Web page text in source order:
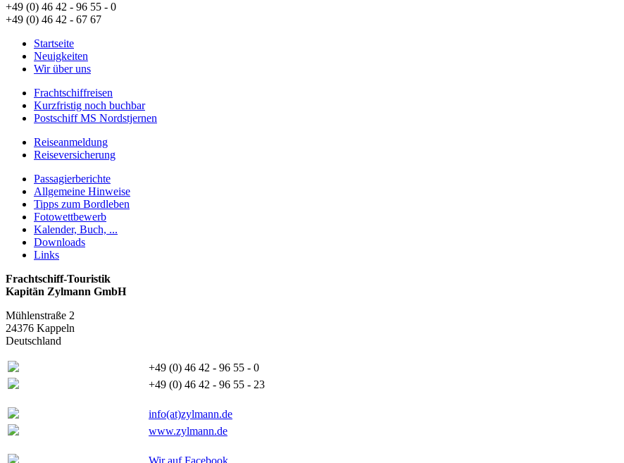
+49 (0) 46 42 - 96 55 - 0
+49 (0) 46 42 - 67 67
Startseite
Neuigkeiten
Wir über uns
Frachtschiffreisen
Kurzfristig noch buchbar
Postschiff MS Nordstjernen
Reiseanmeldung
Reiseversicherung
Passagierberichte
Allgemeine Hinweise
Tipps zum Bordleben
Fotowettbewerb
Kalender, Buch, ...
Downloads
Links
Frachtschiff-Touristik
Kapitän Zylmann GmbH
Mühlenstraße 2
24376 Kappeln
Deutschland
+49 (0) 46 42 - 96 55 - 0
+49 (0) 46 42 - 96 55 - 23
info(at)zylmann.de
www.zylmann.de
Wir auf Facebook